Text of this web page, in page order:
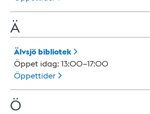
Ä
Älvsjö bibliotek
Öppet idag: 13:00–17:00
Öppettider
Ö